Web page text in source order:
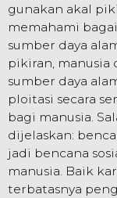
gunakan akal
memahami
sumber daya
pikiran, manusia
sumber daya
ploitasi secara
bagi manusia.
dijelaskan:
jadi bencana
manusia. Baik
terbatasnya